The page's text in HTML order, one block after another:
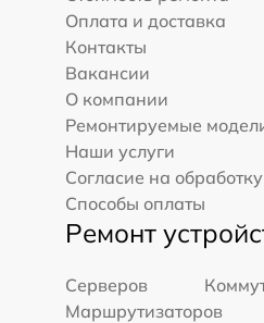
Оплата и доставка
Контакты
Вакансии
О компании
Ремонтируемые
Наши услуги
Согласие на
Способы оплаты
Ремонт
Серверов
Маршрутизаторов